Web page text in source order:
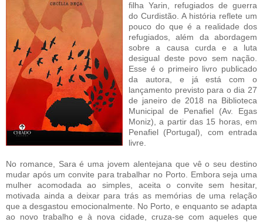
filha Yarin, refugiados de guerra
do Curdistão. A história reflete um
pouco do que é a realidade dos
refugiados, além da abordagem
sobre a causa curda e a luta
desigual deste povo sem nação.
Esse é o primeiro livro publicado
da autora, e já está com o
lançamento previsto para o dia 27
de janeiro de 2018 na Biblioteca
Municipal de Penafiel (Av. Egas
Moniz), a partir das 15 horas, em
Penafiel (Portugal), com entrada
livre.
No romance, Sara é uma jovem alentejana que vê o seu destino
mudar após um convite para trabalhar no Porto. Embora seja uma
mulher acomodada ao simples, aceita o convite sem hesitar,
motivada ainda a deixar para trás as memórias de uma relação
que a desgastou emocionalmente. No Porto, e enquanto se adapta
ao novo trabalho e à nova cidade, cruza-se com aqueles que